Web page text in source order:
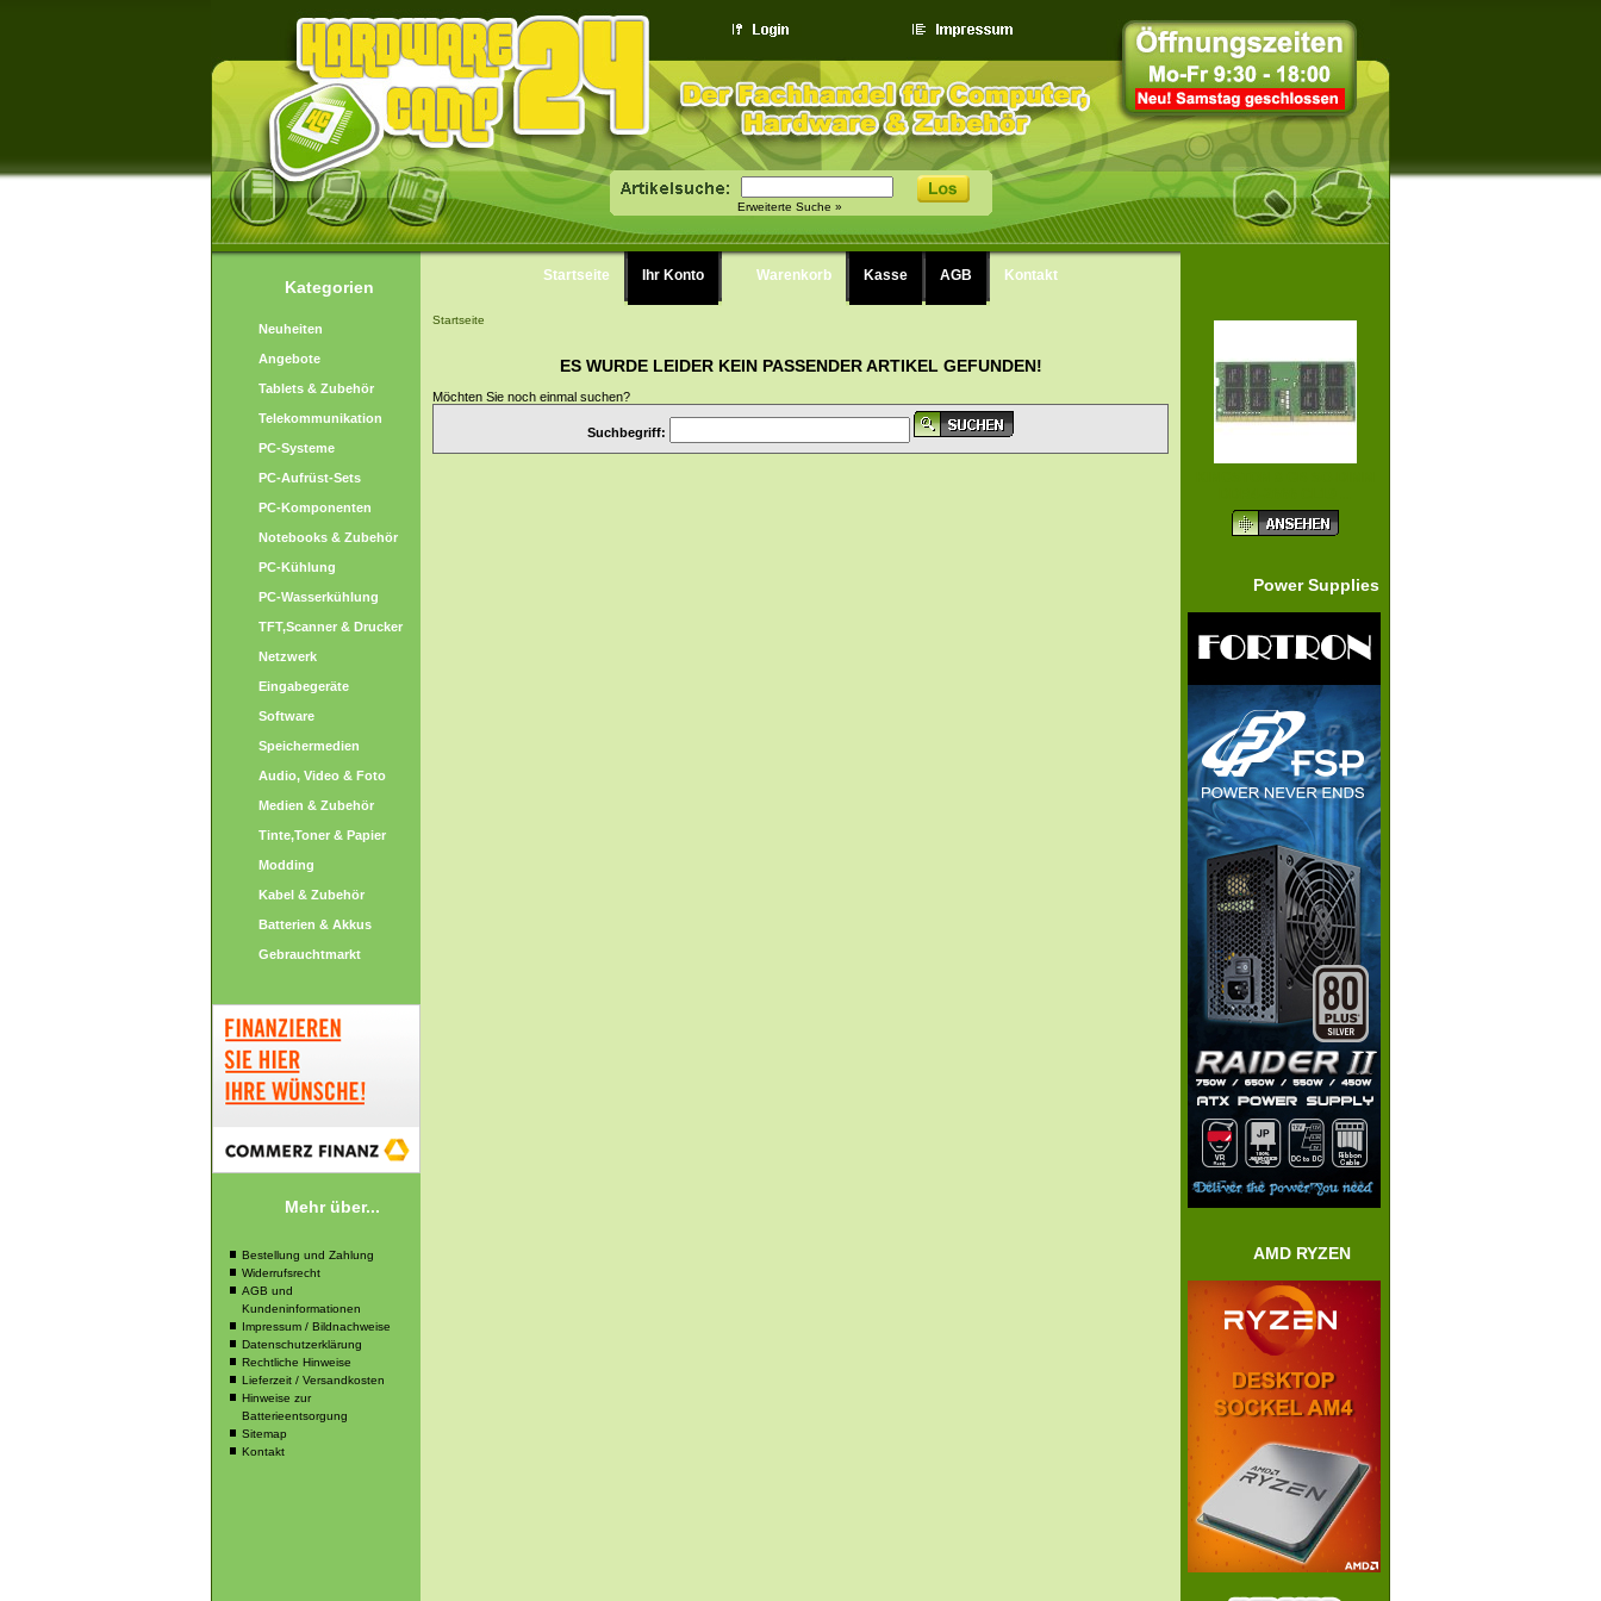
Erweiterte Suche »
Kategorien
Neuheiten
Angebote
Tablets & Zubehör
Telekommunikation
PC-Systeme
PC-Aufrüst-Sets
PC-Komponenten
Notebooks & Zubehör
PC-Kühlung
PC-Wasserkühlung
TFT,Scanner & Drucker
Netzwerk
Eingabegeräte
Software
Speichermedien
Audio, Video & Foto
Medien & Zubehör
Tinte,Toner & Papier
Modding
Kabel & Zubehör
Batterien & Akkus
Gebrauchtmarkt
Mehr über...
Bestellung und Zahlung
Widerrufsrecht
AGB und
Kundeninformationen
Impressum / Bildnachweise
Datenschutzerklärung
Rechtliche Hinweise
Lieferzeit / Versandkosten
Hinweise zur
Batterieentsorgung
Sitemap
Kontakt
Startseite Ihr Konto Warenkorb Kasse AGB Kontakt
Startseite
ES WURDE LEIDER KEIN PASSENDER ARTIKEL GEFUNDEN!
Möchten Sie noch einmal suchen?
Suchbegriff:
Power Supplies
AMD RYZEN